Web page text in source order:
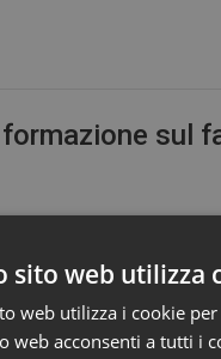
sul
sito web utilizza
web utilizza i cookie
web acconsenti a tutti i